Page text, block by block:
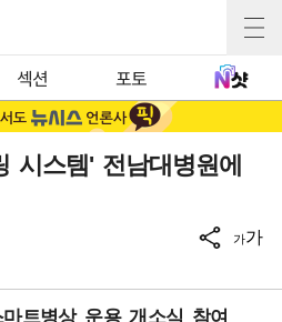
섹션 포토
시스템' 전남대병원에
가가
트병상 운용 개소식 참여